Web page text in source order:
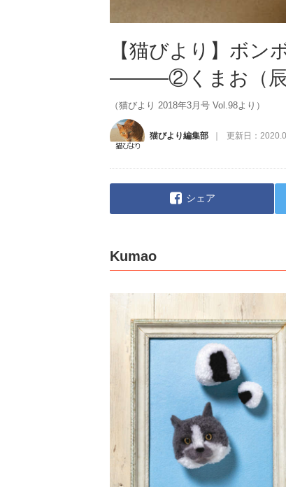
【猫びより】ボン
―――②くまお（辰
（猫びより 2018年3月号 Vol.98より）
猫びより編集部 更新日：
シェア
Kumao